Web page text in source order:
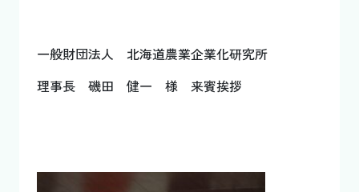
一般財団法人 北海道農業企業化研究所
理事長 磯田 健一 様 来賓挨拶